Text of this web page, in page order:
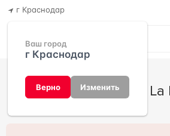
г Краснодар
Ваш город
г Краснодар
Верно Изменить
Универсал от